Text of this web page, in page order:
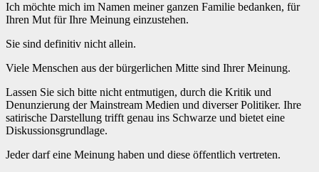
Ich möchte mich im Namen meiner ganzen Familie bedanken, für
Ihren Mut für Ihre Meinung einzustehen.
Sie sind definitiv nicht allein.
Viele Menschen aus der bürgerlichen Mitte sind Ihrer Meinung.
Lassen Sie sich bitte nicht entmutigen, durch die Kritik und
Denunzierung der Mainstream Medien und diverser Politiker. Ihre
satirische Darstellung trifft genau ins Schwarze und bietet eine
Diskussionsgrundlage.
Jeder darf eine Meinung haben und diese öffentlich vertreten.